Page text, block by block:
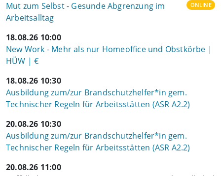
Mut zum Selbst - Gesunde Abgrenzung im
Arbeitsalltag
ONLINE
18.08.26 10:00
New Work - Mehr als nur Homeoffice und Obstkörbe |
HÜW | €
18.08.26 10:30
Ausbildung zum/zur Brandschutzhelfer*in gem.
Technischer Regeln für Arbeitsstätten (ASR A2.2)
20.08.26 10:30
Ausbildung zum/zur Brandschutzhelfer*in gem.
Technischer Regeln für Arbeitsstätten (ASR A2.2)
20.08.26 11:00